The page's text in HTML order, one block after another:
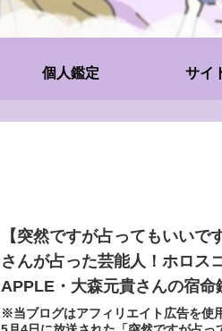
個人鑑定 サイ
【突然ですが占ってもいいで
さんが占った芸能人！ホロス
APPLE・大森元貴さんの宿命
※当ブログはアフィリエイト広告を使